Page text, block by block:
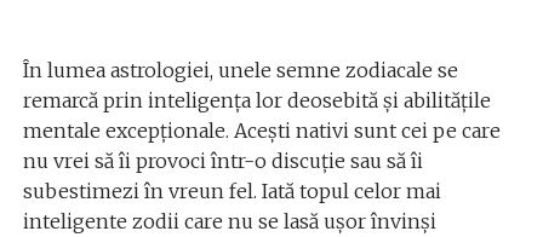
În lumea astrologiei, unele semne zodiacale se
remarcă prin inteligența lor deosebită și abilitățile
mentale excepționale. Acești nativi sunt cei pe care
nu vrei să îi provoci într-o discuție sau să îi
subestimezi în vreun fel. Iată topul celor mai
inteligente zodii care nu se lasă ușor învinși